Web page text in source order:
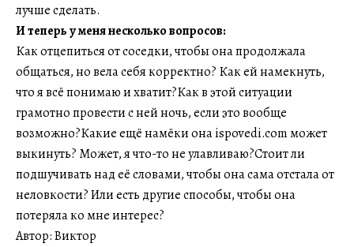
лучше сделать.
И теперь у меня несколько вопросов:
Как отцепиться от соседки, чтобы она продолжала
общаться, но вела себя корректно? Как ей намекнуть,
что я всё понимаю и хватит?Как в этой ситуации
грамотно провести с ней ночь, если это вообще
возможно?Какие ещё намёки она ispovedi.com может
выкинуть? Может, я что-то не улавливаю?Стоит ли
подшучивать над её словами, чтобы она сама отстала от
неловкости? Или есть другие способы, чтобы она
потеряла ко мне интерес?
Автор: Виктор